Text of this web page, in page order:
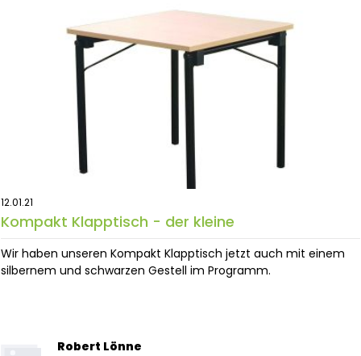
12.01.21
Kompakt Klapptisch - der kleine
Wir haben unseren Kompakt Klapptisch jetzt auch mit einem
silbernem und schwarzen Gestell im Programm.
Robert Lönne